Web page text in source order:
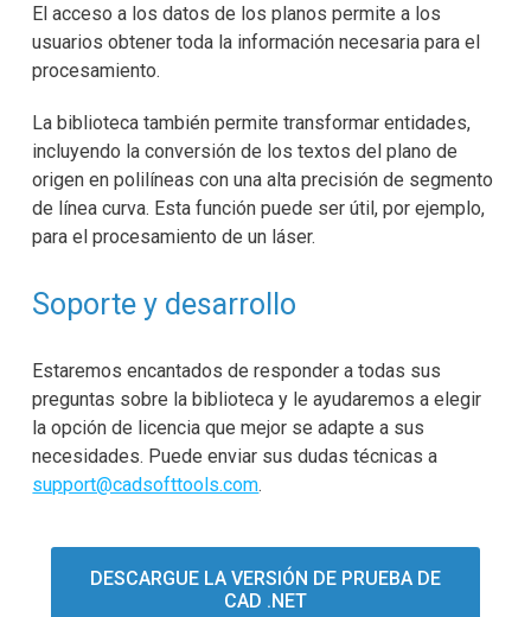
El acceso a los datos de los planos permite a los
usuarios obtener toda la información necesaria para el
procesamiento.
La biblioteca también permite transformar entidades,
incluyendo la conversión de los textos del plano de
origen en polilíneas con una alta precisión de segmento
de línea curva. Esta función puede ser útil, por ejemplo,
para el procesamiento de un láser.
Soporte y desarrollo
Estaremos encantados de responder a todas sus
preguntas sobre la biblioteca y le ayudaremos a elegir
la opción de licencia que mejor se adapte a sus
necesidades. Puede enviar sus dudas técnicas a
support@cadsofttools.com.
DESCARGUE LA VERSIÓN DE PRUEBA DE
CAD .NET